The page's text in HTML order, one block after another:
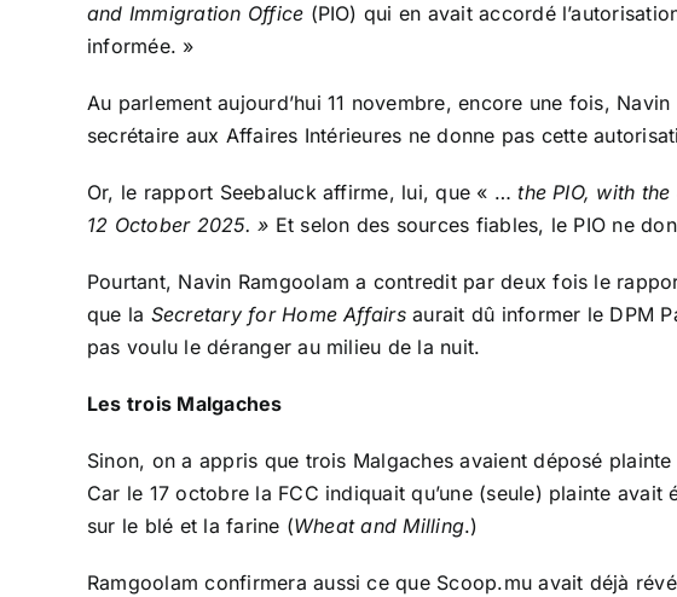
and Immigration Office (PIO) qui en avait accordé
informée. »
Au parlement aujourd’hui 11 novembre, encore une fois,
secrétaire aux Affaires Intérieures ne donne pas cette
Or, le rapport Seebaluck affirme, lui, que « …the PIO, with
12 October 2025. » Et selon des sources fiables, le PIO ne
Pourtant, Navin Ramgoolam a contredit par deux fois le
que la Secretary for Home Affairsaurait dû informer le DPM
pas voulu le déranger au milieu de la nuit.
Les trois Malgaches
Sinon, on a appris que trois Malgaches avaient déposé
Car le 17 octobre la FCC indiquait qu’une (seule) plainte
sur le blé et la farine (Wheat and Milling.)
Ramgoolam confirmera aussi ce que Scoop.mu avait déjà